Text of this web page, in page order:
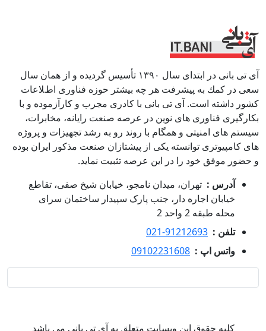
آی تی بانی در ابتداى سال ١٣٩٠ تأسيس گرديده و از همان سال
سعى در كمك به پيشرفت هر چه بيشتر حوزه فناورى اطﻼعات
كشور داشته است. آی تی بانی با كادرى مجرب و كارآزموده و با
بكارگيرى فناوری هاى نوين در عرصه صنعت رايانه، مخابرات،
سيستم هاى امنيتى و همگام با روند رو به رشد تجهيزات و پروژه
هاى كامپيوترى توانسته يكى از پيشتازان صنعت مذكور ايران بوده
و حضور موفق خود را در اين عرصه تثبيت نمايد.
آدرس : تهران، میدان نامجو، خیابان شیخ صفی، تقاطع
خیابان اجاره دار، جنب پارک سپیدار ساختمان سرای
محله طبقه 2 واحد 2
تلفن : 021-91212693
واتس اپ : 09102231608
کلیه حقوق این وبسایت متعلق به آی تی بانی می باشد